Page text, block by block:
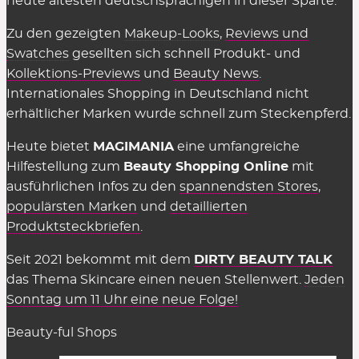
genannte Einschränkungen wie der
Mindestbestellwert oder shop-individuelle
Ausnahmen.
Wir können die Übersicht anbieten und täglich
vermittelte Verkäufe eine Provision zahlen,
insofern einige Kriterien eingehalten werden.
Diese Kosten sind Teil des üblichen Marketing-
Budgets und werden nicht auf den Preis
aufgeschlagen (Stichwort: Affiliate-Marketing).
Gelten Rabattcodes für alles in den
Beauty Shops?
Fast.Gutscheinkarten, Bücher, Magazine sowie
Zu den gezeigten Makeup-Looks, Reviews und
Swatches gesellten sich schnell Produkt- und
Kollektions-Previews und Beauty News.
Internationales Shopping in Deutschland nicht
erhältlicher Marken wurde schnell zum Steckenpferd.
Heute bietet MAGIMANIAeine umfangreiche
Hilfestellung zum Beauty Shopping Online mit
ausführlichen Infos zu den spannendsten Stores,
populärsten Marken und detaillierten
Produktsteckbriefen.
Seit 2021 bekommt mit dem DIRTY BEAUTY TALK
das Thema Skincare einen neuen Stellenwert. Jeden
Sonntag um 11 Uhr eine neue Folge!
Beauty-ful Shops